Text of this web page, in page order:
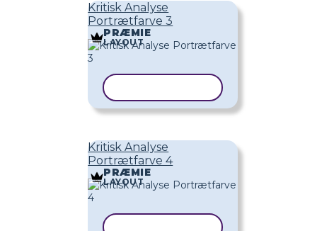
Kritisk Analyse
Portrætfarve 3
PRÆMIE
LAYOUT
Kritisk Analyse
Portrætfarve 4
PRÆMIE
LAYOUT